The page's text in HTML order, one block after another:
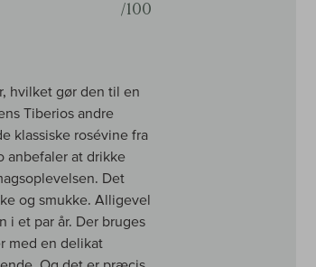
/100
hvilket gør den til en
Tiberios andre
klassiske rosévine fra
anbefaler at drikke
Det
og smukke. Alligevel
i et par år. Der bruges
med en delikat